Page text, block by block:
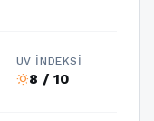
UV İNDEKSI
wb_sunny8 / 10